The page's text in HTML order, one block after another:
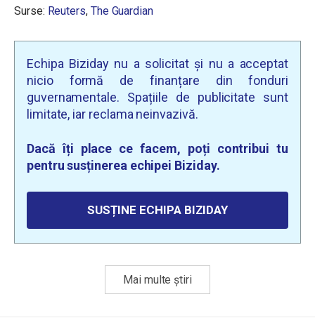
Surse: Reuters, The Guardian
Echipa Biziday nu a solicitat și nu a acceptat
nicio formă de finanțare din fonduri
guvernamentale. Spațiile de publicitate sunt
limitate, iar reclama neinvazivă.
Dacă îți place ce facem, poți contribui tu
pentru susținerea echipei Biziday.
SUSȚINE ECHIPA BIZIDAY
Mai multe știri